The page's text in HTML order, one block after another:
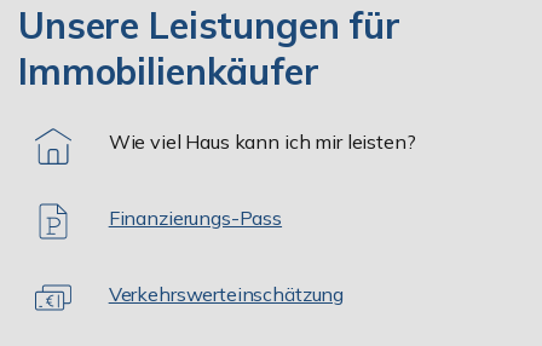
Unsere Leistungen für
Immobilienkäufer
Wie viel Haus kann ich mir leisten?
Finanzierungs-Pass
Verkehrswerteinschätzung